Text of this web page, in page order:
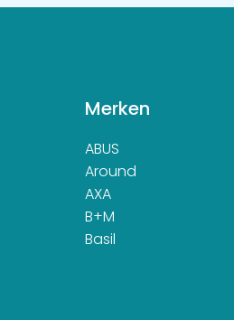
Merken
ABUS
Around
AXA
B+M
Basil